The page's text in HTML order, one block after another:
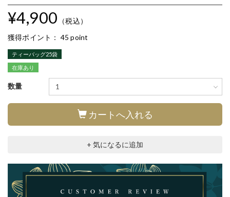
¥4,900 （税込）
獲得ポイント： 45 point
ティーバッグ25袋
在庫あり
数量
カートへ入れる
+ 気になるに追加